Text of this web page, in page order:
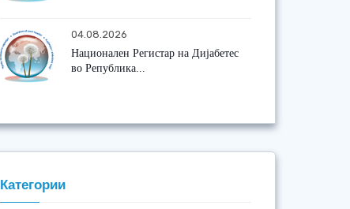
04.08.2026
Национален Регистар на Дијабетес
во Република...
Категории